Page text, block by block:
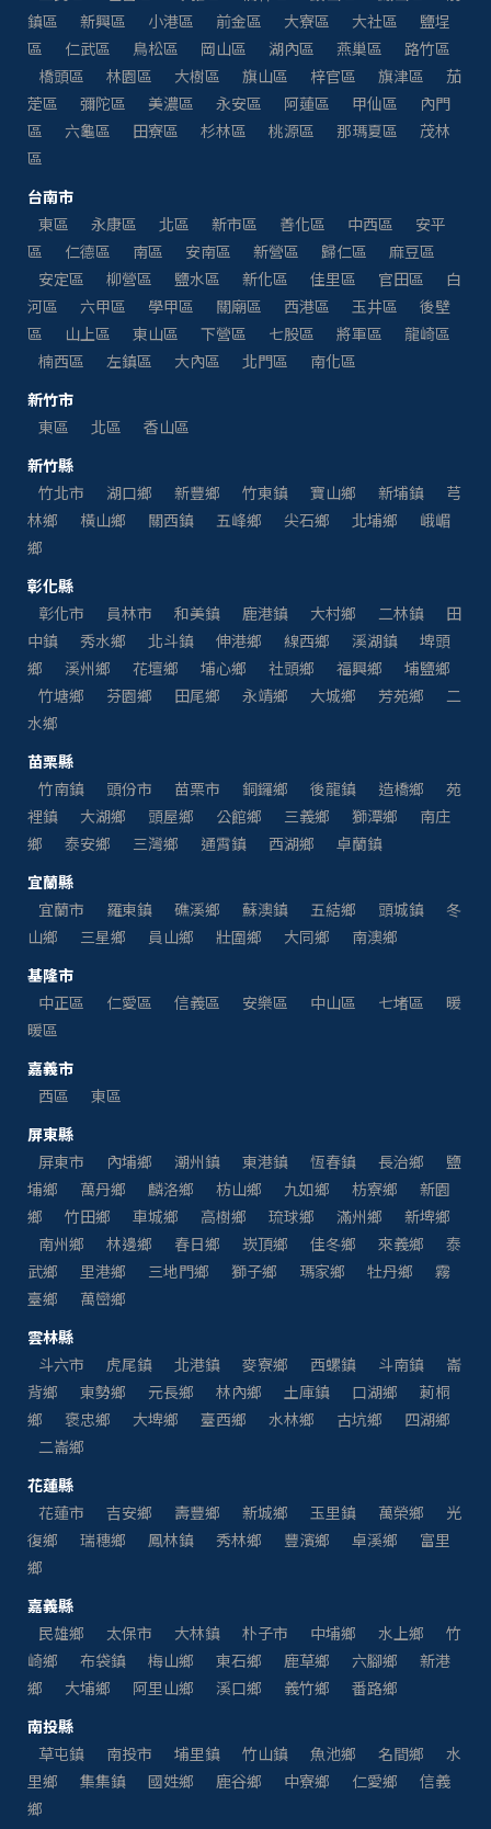
鎮區
新興區 小港區 前金區 大寮區 大社區
鹽埕
區
仁武區 鳥松區 岡山區 湖內區 燕巢區
路竹區
橋頭區
林園區 大樹區 旗山區 梓官區 旗津區
茄
萣區
彌陀區 美濃區 永安區 阿蓮區 甲仙區
內門
區
六龜區 田寮區 杉林區 桃源區 那瑪夏區
茂林
區
台南市
東區
永康區 北區 新市區 善化區 中西區
安平
區
仁德區 南區 安南區 新營區 歸仁區
麻豆區
安定區
柳營區 鹽水區 新化區 佳里區 官田區
白
河區
六甲區 學甲區 關廟區 西港區 玉井區
後壁
區
山上區 東山區 下營區 七股區 將軍區
龍崎區
楠西區
左鎮區 大內區 北門區
南化區
新竹市
東區
北區
香山區
新竹縣
竹北市
湖口鄉 新豐鄉 竹東鎮 寶山鄉 新埔鎮
芎
林鄉
橫山鄉 關西鎮 五峰鄉 尖石鄉 北埔鄉
峨嵋
鄉
彰化縣
彰化市
員林市 和美鎮 鹿港鎮 大村鄉 二林鎮
田
中鎮
秀水鄉 北斗鎮 伸港鄉 線西鄉 溪湖鎮
埤頭
鄉
溪州鄉 花壇鄉 埔心鄉 社頭鄉 福興鄉
埔鹽鄉
竹塘鄉
芬園鄉 田尾鄉 永靖鄉 大城鄉 芳苑鄉
二
水鄉
苗栗縣
竹南鎮
頭份市 苗栗市 銅鑼鄉 後龍鎮 造橋鄉
苑
裡鎮
大湖鄉 頭屋鄉 公館鄉 三義鄉 獅潭鄉
南庄
鄉
泰安鄉 三灣鄉 通霄鎮 西湖鄉
卓蘭鎮
宜蘭縣
宜蘭市
羅東鎮 礁溪鄉 蘇澳鎮 五結鄉 頭城鎮
冬
山鄉
三星鄉 員山鄉 壯圍鄉 大同鄉
南澳鄉
基隆市
中正區
仁愛區 信義區 安樂區 中山區 七堵區
暖
暖區
嘉義市
西區
東區
屏東縣
屏東市
內埔鄉 潮州鎮 東港鎮 恆春鎮 長治鄉
鹽
埔鄉
萬丹鄉 麟洛鄉 枋山鄉 九如鄉 枋寮鄉
新園
鄉
竹田鄉 車城鄉 高樹鄉 琉球鄉 滿州鄉
新埤鄉
南州鄉
林邊鄉 春日鄉 崁頂鄉 佳冬鄉 來義鄉
泰
武鄉
里港鄉 三地門鄉 獅子鄉 瑪家鄉 牡丹鄉
霧
臺鄉
萬巒鄉
雲林縣
斗六市
虎尾鎮 北港鎮 麥寮鄉 西螺鎮 斗南鎮
崙
背鄉
東勢鄉 元長鄉 林內鄉 土庫鎮 口湖鄉
莿桐
鄉
褒忠鄉 大埤鄉 臺西鄉 水林鄉 古坑鄉
四湖鄉
二崙鄉
花蓮縣
花蓮市
吉安鄉 壽豐鄉 新城鄉 玉里鎮 萬榮鄉
光
復鄉
瑞穗鄉 鳳林鎮 秀林鄉 豐濱鄉 卓溪鄉
富里
鄉
嘉義縣
民雄鄉
太保市 大林鎮 朴子市 中埔鄉 水上鄉
竹
崎鄉
布袋鎮 梅山鄉 東石鄉 鹿草鄉 六腳鄉
新港
鄉
大埔鄉 阿里山鄉 溪口鄉 義竹鄉
番路鄉
南投縣
草屯鎮
南投市 埔里鎮 竹山鎮 魚池鄉 名間鄉
水
里鄉
集集鎮 國姓鄉 鹿谷鄉 中寮鄉 仁愛鄉
信義
鄉